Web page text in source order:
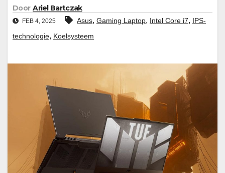
Door Ariel Bartczak
FEB 4, 2025 Asus, Gaming Laptop, Intel Core i7, IPS-
technologie, Koelsysteem